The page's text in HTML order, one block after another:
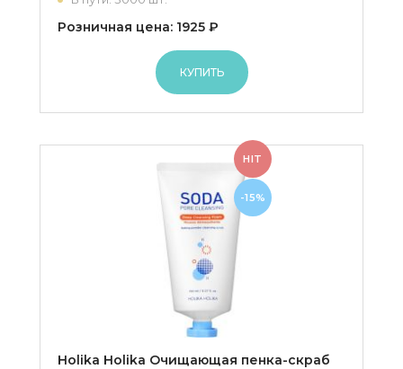
Розничная цена: 1925 ₽
КУПИТЬ
Holika Holika Очищающая пенка-скраб
HIT
-15%